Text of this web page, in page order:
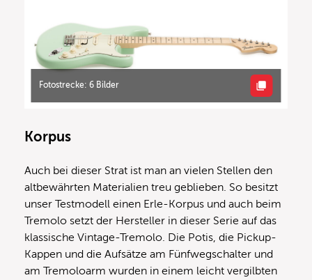
Fotostrecke: 6 Bilder
Korpus
Auch bei dieser Strat ist man an vielen Stellen den
altbewährten Materialien treu geblieben. So besitzt
unser Testmodell einen Erle-Korpus und auch beim
Tremolo setzt der Hersteller in dieser Serie auf das
klassische Vintage-Tremolo. Die Potis, die Pickup-
Kappen und die Aufsätze am Fünfwegschalter und
am Tremoloarm wurden in einem leicht vergilbten